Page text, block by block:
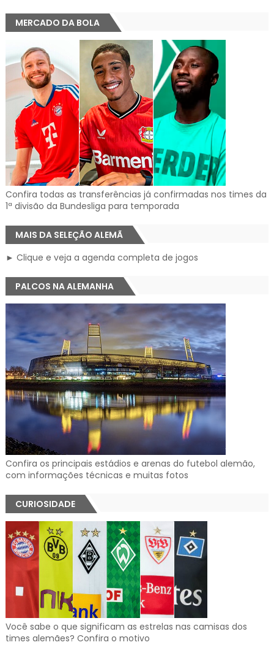
MERCADO DA BOLA
Confira todas as transferências já confirmadas nos times da
1ª divisão da Bundesliga para temporada
MAIS DA SELEÇÃO ALEMÃ
► Clique e veja a agenda completa de jogos
PALCOS NA ALEMANHA
Confira os principais estádios e arenas do futebol alemão,
com informações técnicas e muitas fotos
CURIOSIDADE
Você sabe o que significam as estrelas nas camisas dos
times alemães? Confira o motivo